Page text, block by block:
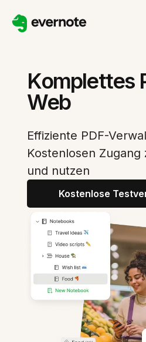
Komplettes
Web
Effiziente PDF-
Kostenlosen Zugang
und nutzen
Kostenlose